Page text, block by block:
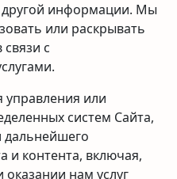
информации. Мы
или раскрывать
с
или
систем Сайта,
дальнейшего
и контента, включая,
нам услуг